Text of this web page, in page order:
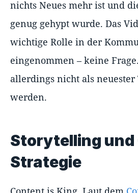
nichts Neues mehr ist und
genug gehypt wurde. Das
wichtige Rolle in der
eingenommen – keine
allerdings nicht als neuester
werden.
Storytelling
Strategie